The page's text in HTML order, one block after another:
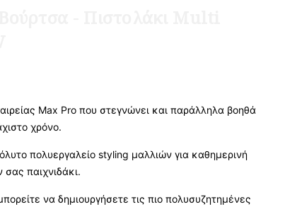
Max Pro που στεγνώνει και παράλληλα βοηθά
χρόνο.
πολυεργαλείο styling μαλλιών για καθημερινή
παιχνιδάκι.
να δημιουργήσετε τις πιο πολυσυζητημένες